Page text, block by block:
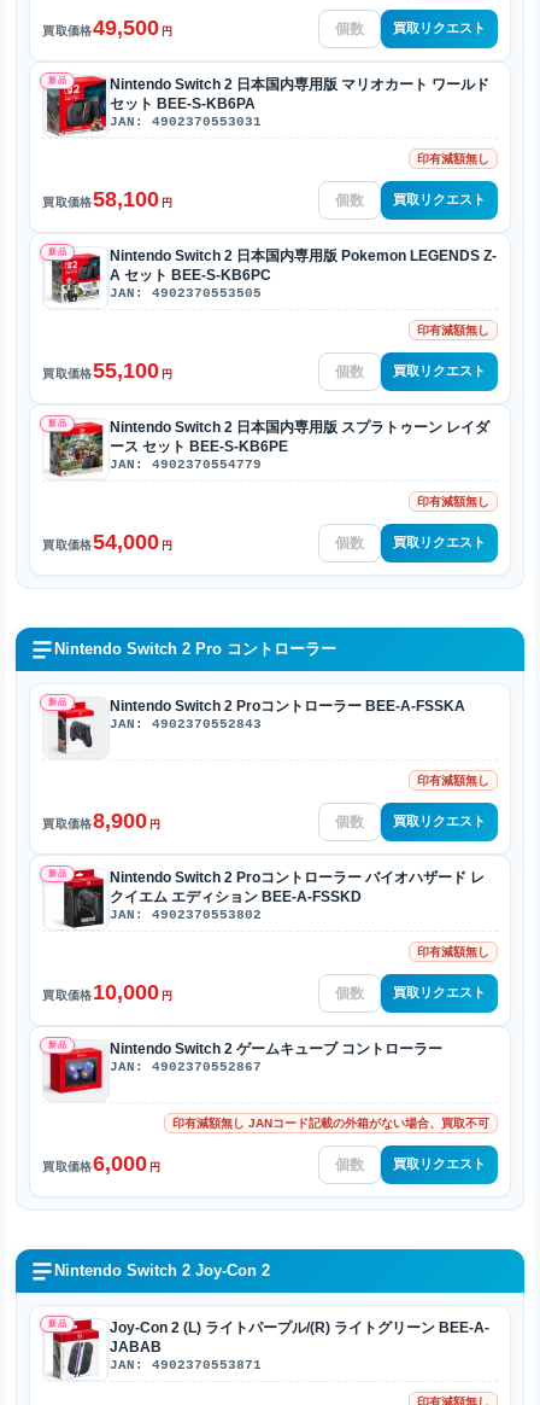
買取価格49,500 円 買取リクエスト
新品
Nintendo Switch 2 日本国内専用版 マリオカート ワールド
セット BEE-S-KB6PA
JAN: 4902370553031
印有減額無し
買取価格58,100 円 買取リクエスト
新品
Nintendo Switch 2 日本国内専用版 Pokemon LEGENDS Z-
A セット BEE-S-KB6PC
JAN: 4902370553505
印有減額無し
買取価格55,100 円 買取リクエスト
新品
Nintendo Switch 2 日本国内専用版 スプラトゥーン レイダ
ース セット BEE-S-KB6PE
JAN: 4902370554779
印有減額無し
買取価格54,000 円 買取リクエスト
Nintendo Switch 2 Pro コントローラー
新品 Nintendo Switch 2 Proコントローラー BEE-A-FSSKA
JAN: 4902370552843
印有減額無し
買取価格8,900 円 買取リクエスト
新品
Nintendo Switch 2 Proコントローラー バイオハザード レ
クイエム エディション BEE-A-FSSKD
JAN: 4902370553802
印有減額無し
買取価格10,000 円 買取リクエスト
新品 Nintendo Switch 2 ゲームキューブ コントローラー
JAN: 4902370552867
印有減額無し JANコード記載の外箱がない場合、買取不可
買取価格6,000 円 買取リクエスト
Nintendo Switch 2 Joy-Con 2
新品
Joy-Con 2 (L) ライトパープル/(R) ライトグリーン BEE-A-
JABAB
JAN: 4902370553871
印有減額無し